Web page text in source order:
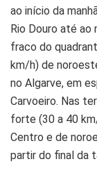
ao início da
Rio Douro até ao
fraco do
km/h) de
no Algarve, em
Carvoeiro. Nas
forte (30 a 40
Centro e de
partir do final da